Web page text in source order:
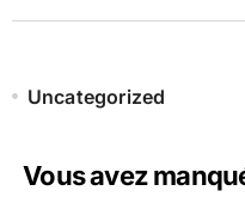
Uncategorized
Vous avez